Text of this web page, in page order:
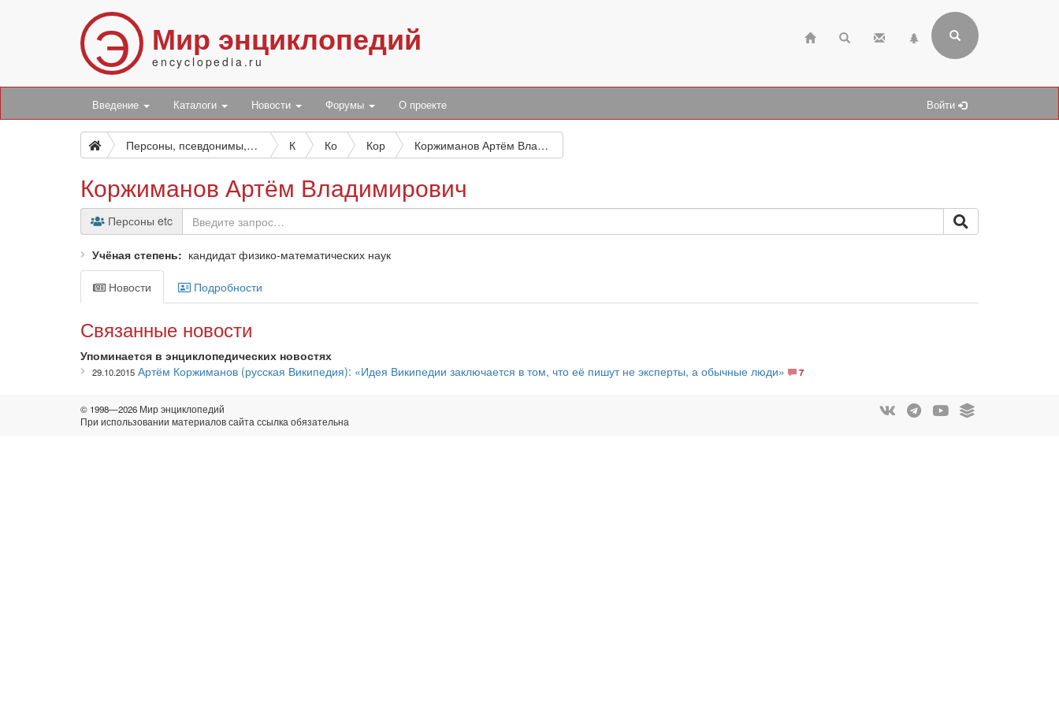
Э Мир энциклопедий
encyclopedia.ru
Введение Каталоги Новости Форумы О проекте Войти
Персоны, псевдонимы, персонажи и боты К Ко Кор Коржиманов Артём Владимирович
Коржиманов Артём Владимирович
Персоны etc
Учёная степень кандидат физико-математических наук
Новости Подробности
Связанные новости
Упоминается в энциклопедических новостях
29.10.2015 Артём Коржиманов (русская Википедия): «Идея Википедии заключается в том, что её пишут не эксперты, а обычные люди» 7
© 1998—2026 Мир энциклопедий
При использовании материалов сайта ссылка обязательна